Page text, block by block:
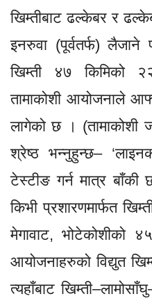
खिम्तीबाट ढल्केबर र
इनरुवा (पूर्वतर्फ)
खिम्ती ४७ किमिको
तामाकोशी आयोजनाले
लागेको छ । (तामाकोशी
श्रेष्ठ भन्नुहुन्छ–
टेस्टीङ गर्न मात्र बाँकी
किभी प्रशारणमार्फत
मेगावाट, भोटेकोशीको
आयोजनाहरुको विद्युत
त्यहाँबाट